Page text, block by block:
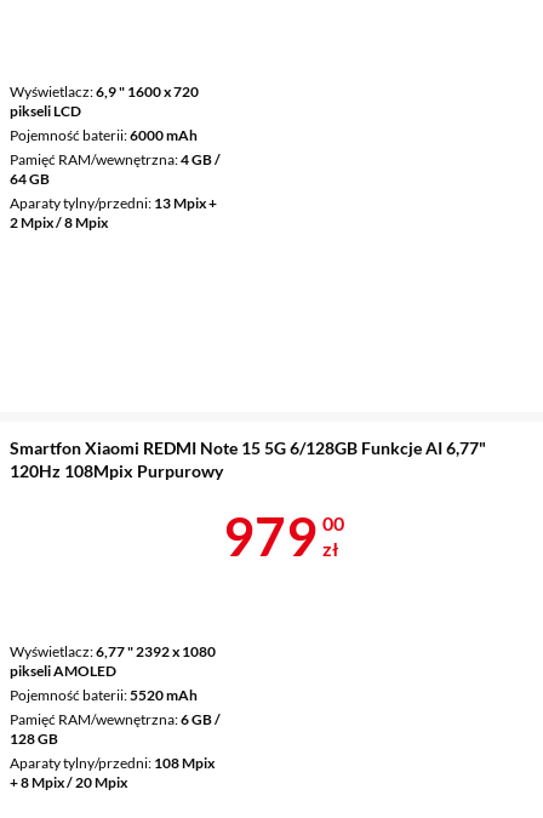
Wyświetlacz 6,9 " 1600 x 720
pikseli LCD
Pojemność baterii 6000 mAh
Pamięć RAM/wewnętrzna 4 GB /
64 GB
Aparaty tylny/przedni 13 Mpix +
2 Mpix / 8 Mpix
Smartfon Xiaomi REDMI Note 15 5G 6/128GB Funkcje AI 6,77"
120Hz 108Mpix Purpurowy
Wyświetlacz 6,77 " 2392 x 1080
pikseli AMOLED
Pojemność baterii 5520 mAh
Pamięć RAM/wewnętrzna 6 GB /
128 GB
Aparaty tylny/przedni 108 Mpix
+ 8 Mpix / 20 Mpix
Cena 979 zł
979 00
zł